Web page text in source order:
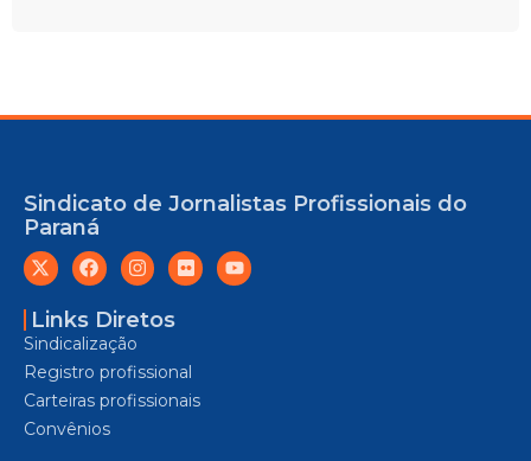
Sindicato de Jornalistas Profissionais do
Paraná
Links Diretos
Sindicalização
Registro profissional
Carteiras profissionais
Convênios